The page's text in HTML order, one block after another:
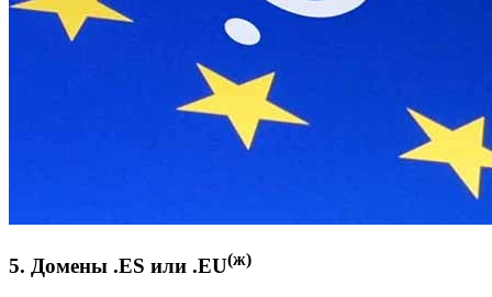
5. Домены .ES или .EU(ж)